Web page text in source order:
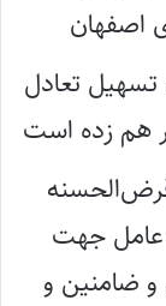
اصفهان
تسهیل تعادل
هم زده است
قرض‌الحسنه
عامل جهت
ضامنین و